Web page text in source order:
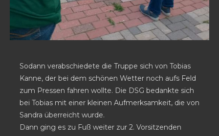
Sodann verabschiedete die Truppe sich von Tobias
Kanne, der bei dem schönen Wetter noch aufs Feld
zum Pressen fahren wollte. Die DSG bedankte sich
bei Tobias mit einer kleinen Aufmerksamkeit, die von
Sandra überreicht wurde.
Dann ging es zu Fuß weiter zur 2. Vorsitzenden